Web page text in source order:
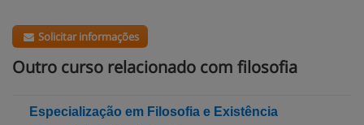
Solicitar informações
Outro curso relacionado com filosofia
Especialização em Filosofia e Existência